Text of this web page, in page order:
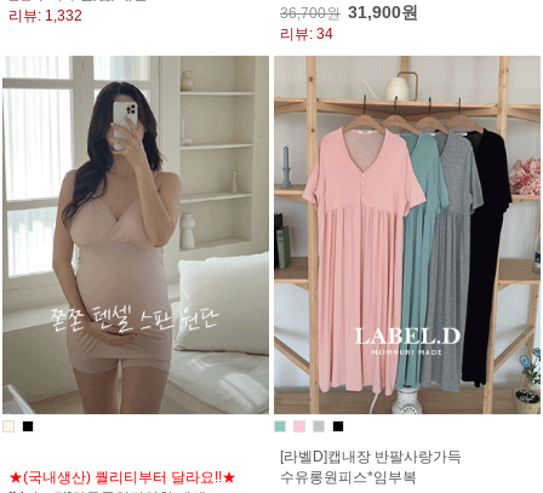
리뷰: 1,332
36,700원 31,900원
리뷰: 34
★(국내생산) 퀄리티부터 달라요!!★
[라벨D]캡내장 반팔사랑가득
수유롱원피스*임부복